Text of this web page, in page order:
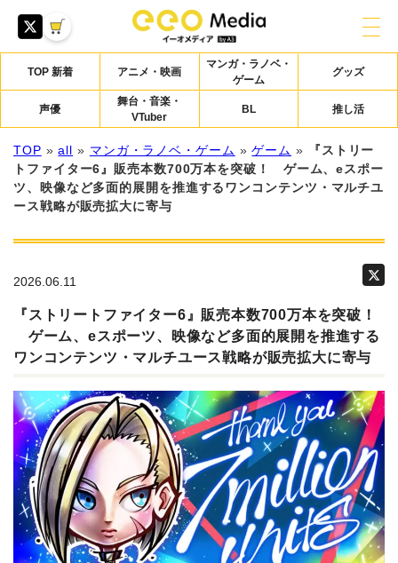
TOP 新着 アニメ・映画
マンガ・ラノベ・
ゲーム
グッズ
声優
舞台・音楽・
VTuber
BL 推し活
TOP »all » マンガ・ラノベ・ゲーム »ゲーム »
『ストリー
トファイター6』販売本数700万本を突破！ ゲーム、eスポー
ツ、映像など多面的展開を推進するワンコンテンツ・マルチユ
ース戦略が販売拡大に寄与
2026.06.11
『ストリートファイター6』販売本数700万本を突破！
ゲーム、eスポーツ、映像など多面的展開を推進する
ワンコンテンツ・マルチユース戦略が販売拡大に寄与